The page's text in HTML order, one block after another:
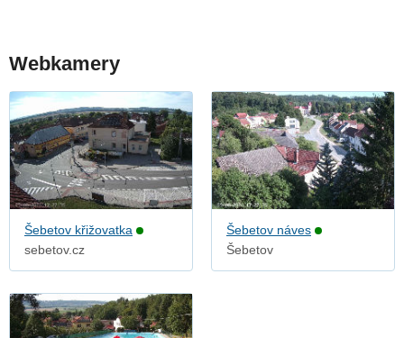
Webkamery
Šebetov křižovatka
sebetov.cz
Šebetov náves
Šebetov